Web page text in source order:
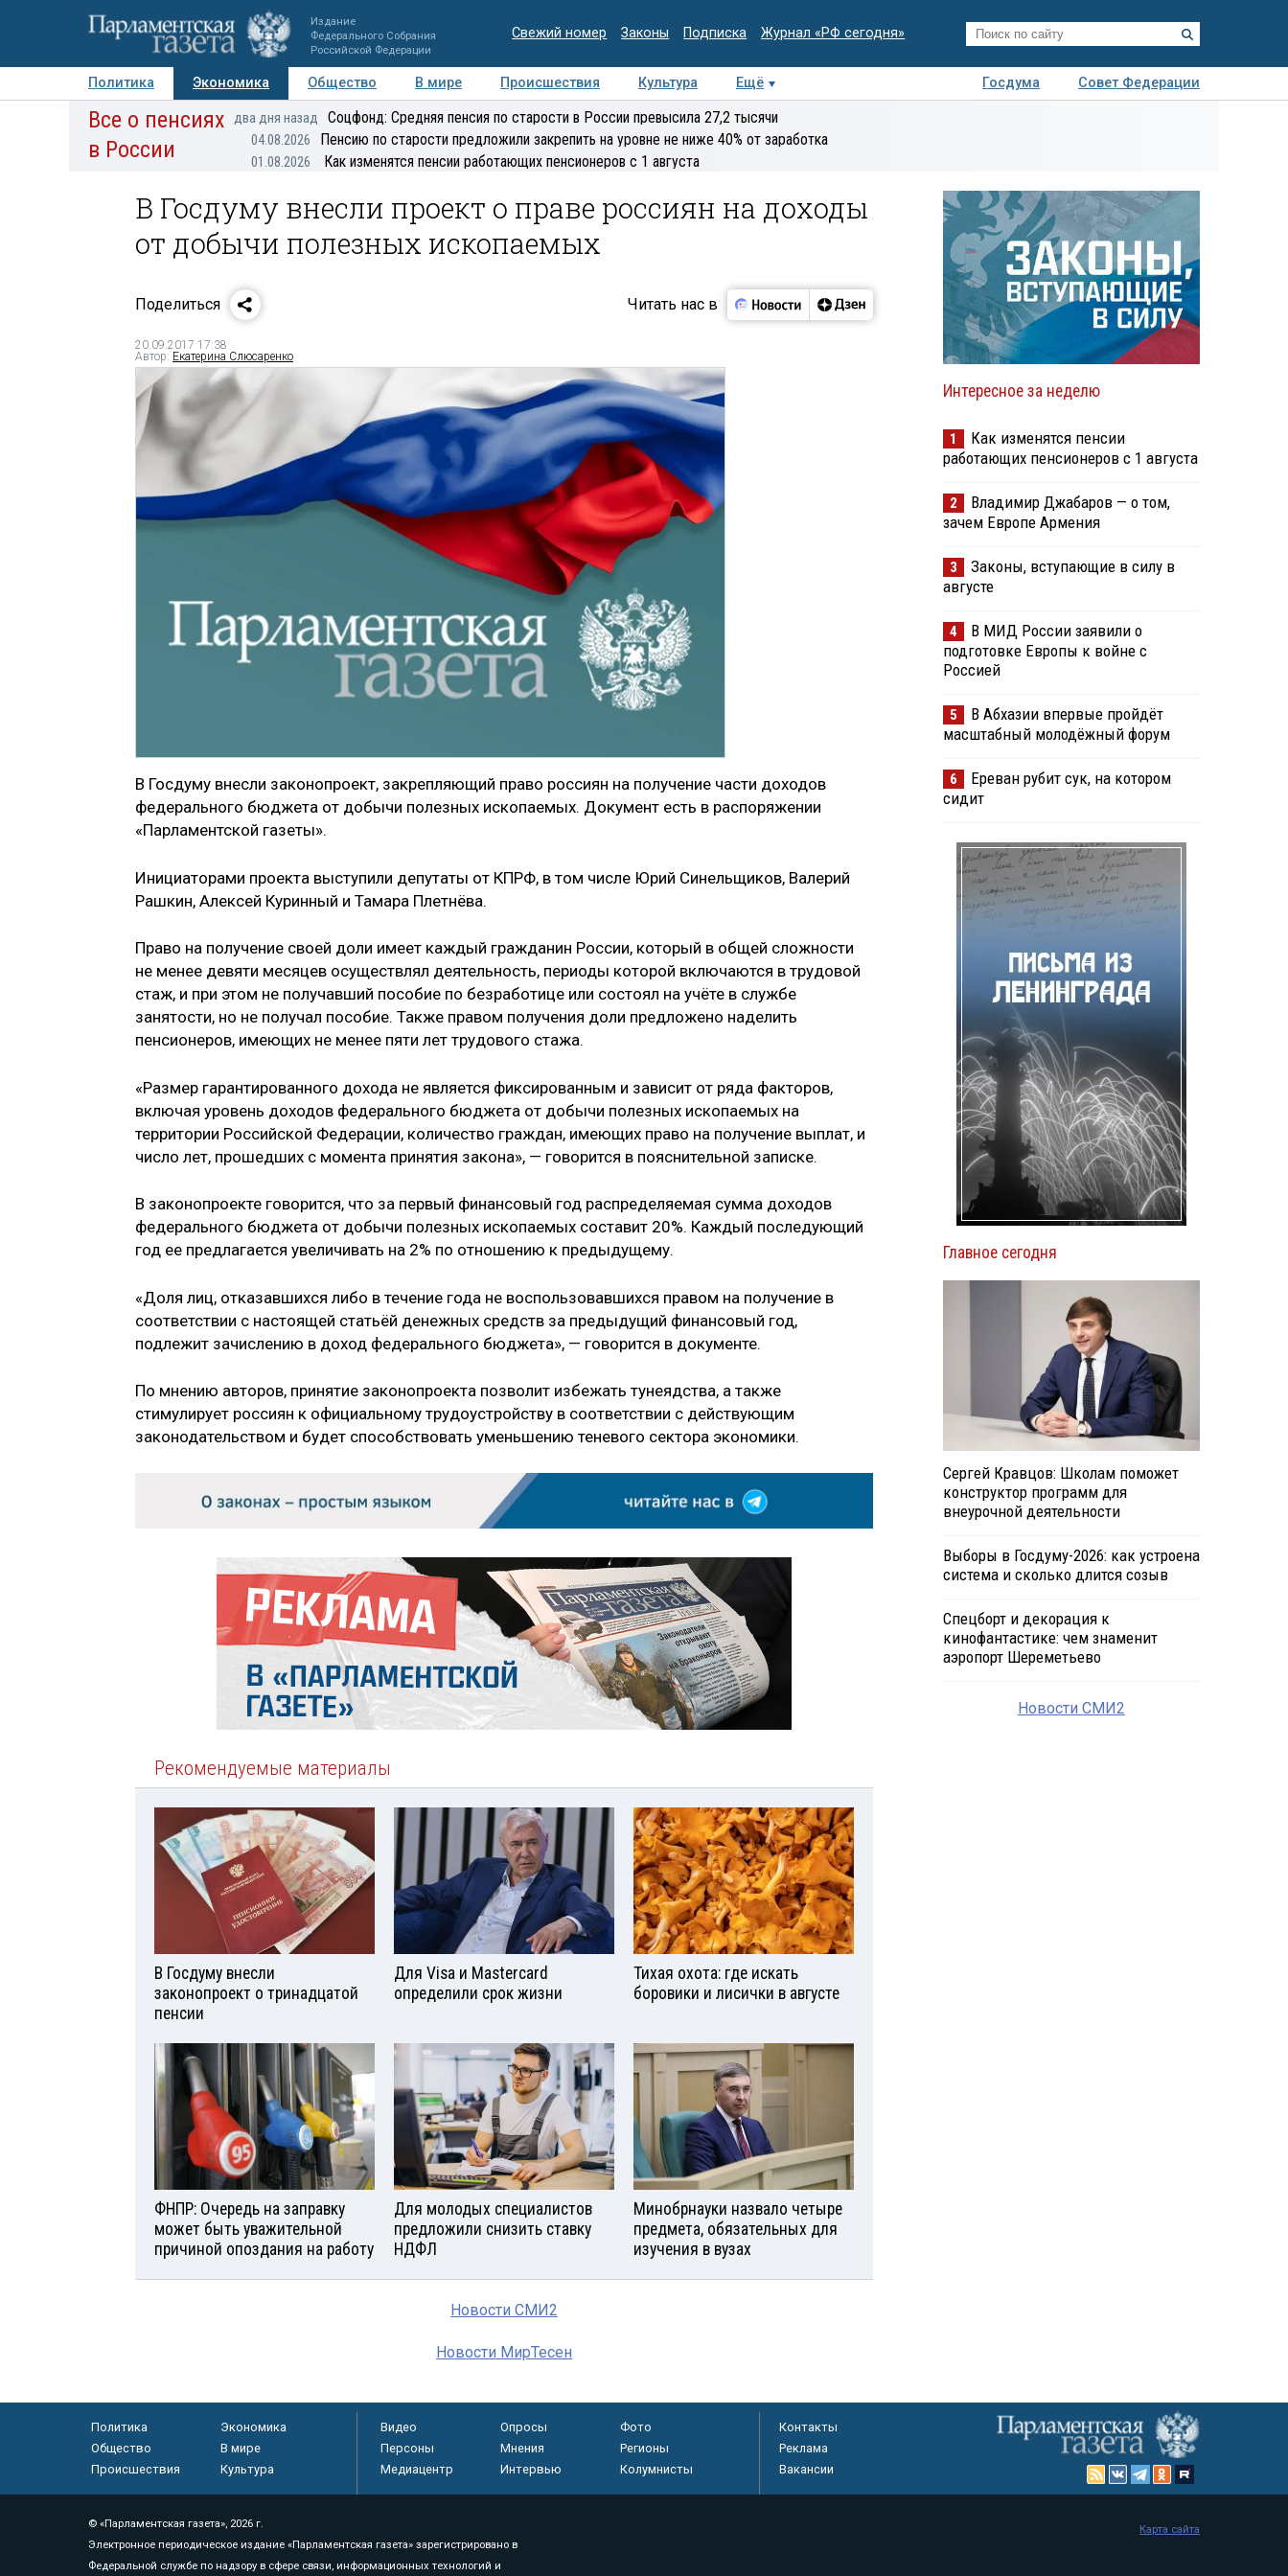
Издание
Федерального Собрания
Российской Федерации
Свежий номер Законы Подписка Журнал «РФ сегодня»
Политика Экономика Общество В мире Происшествия Культура Ещё Госдума
Совет Федерации
Авторы Персоны Мнения Регионы Медиацентр Интервью Колумнисты
Все о пенсиях
в России
два дня назад Соцфонд: Средняя пенсия по старости в России превысила 27,2 тысячи
04.08.2026 Пенсию по старости предложили закрепить на уровне не ниже 40% от заработка
01.08.2026 Как изменятся пенсии работающих пенсионеров с 1 августа
В Госдуму внесли проект о праве россиян на доходы
от добычи полезных ископаемых
Поделиться Читать нас в
20.09.2017 17:38
Автор: Екатерина Слюсаренко
В Госдуму внесли законопроект, закрепляющий право россиян на получение части доходов
федерального бюджета от добычи полезных ископаемых. Документ есть в распоряжении
«Парламентской газеты».
Инициаторами проекта выступили депутаты от КПРФ, в том числе Юрий Синельщиков, Валерий
Рашкин, Алексей Куринный и Тамара Плетнёва.
Право на получение своей доли имеет каждый гражданин России, который в общей сложности
не менее девяти месяцев осуществлял деятельность, периоды которой включаются в трудовой
стаж, и при этом не получавший пособие по безработице или состоял на учёте в службе
занятости, но не получал пособие. Также правом получения доли предложено наделить
пенсионеров, имеющих не менее пяти лет трудового стажа.
«Размер гарантированного дохода не является фиксированным и зависит от ряда факторов,
включая уровень доходов федерального бюджета от добычи полезных ископаемых на
территории Российской Федерации, количество граждан, имеющих право на получение выплат, и
число лет, прошедших с момента принятия закона», — говорится в пояснительной записке.
В законопроекте говорится, что за первый финансовый год распределяемая сумма доходов
федерального бюджета от добычи полезных ископаемых составит 20%. Каждый последующий
год ее предлагается увеличивать на 2% по отношению к предыдущему.
«Доля лиц, отказавшихся либо в течение года не воспользовавшихся правом на получение в
соответствии с настоящей статьёй денежных средств за предыдущий финансовый год,
подлежит зачислению в доход федерального бюджета», — говорится в документе.
По мнению авторов, принятие законопроекта позволит избежать тунеядства, а также
стимулирует россиян к официальному трудоустройству в соответствии с действующим
законодательством и будет способствовать уменьшению теневого сектора экономики.
Рекомендуемые материалы
В Госдуму внесли
законопроект о тринадцатой
пенсии
Для Visа и Mastercard
определили срок жизни
Тихая охота: где искать
боровики и лисички в августе
ФНПР: Очередь на заправку
может быть уважительной
причиной опоздания на работу
Для молодых специалистов
предложили снизить ставку
НДФЛ
Минобрнауки назвало четыре
предмета, обязательных для
изучения в вузах
Новости СМИ2
Новости МирТесен
Интересное за неделю
1
Как изменятся пенсии
работающих пенсионеров с 1 августа
2
Владимир Джабаров — о том,
зачем Европе Армения
3
Законы, вступающие в силу в
августе
4
В МИД России заявили о
подготовке Европы к войне с
Россией
5
В Абхазии впервые пройдёт
масштабный молодёжный форум
6
Ереван рубит сук, на котором
сидит
Главное сегодня
Сергей Кравцов: Школам поможет
конструктор программ для
внеурочной деятельности
Выборы в Госдуму-2026: как устроена
система и сколько длится созыв
Спецборт и декорация к
кинофантастике: чем знаменит
аэропорт Шереметьево
Новости СМИ2
Политика
Экономика
Общество
В мире
Происшествия
Культура
Видео Опросы
Фото
Персоны
Мнения
Регионы
Медиацентр
Интервью Колумнисты
Контакты
Реклама
Вакансии
© «Парламентская газета», 2026 г.
Электронное периодическое издание «Парламентская газета» зарегистрировано в
Федеральной службе по надзору в сфере связи, информационных технологий и
Карта сайта